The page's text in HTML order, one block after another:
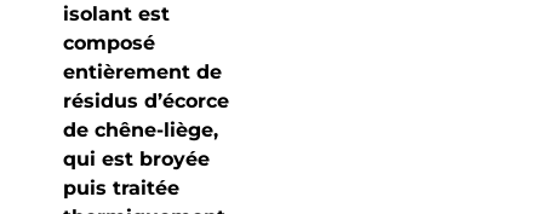
isolant est
composé
entièrement de
résidus d’écorce
de chêne-liège,
qui est broyée
puis traitée